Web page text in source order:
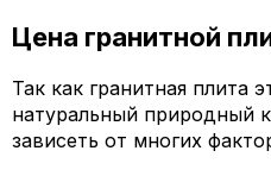
Цена гранитной
Так как гранитная плита
натуральный природный
зависеть от многих